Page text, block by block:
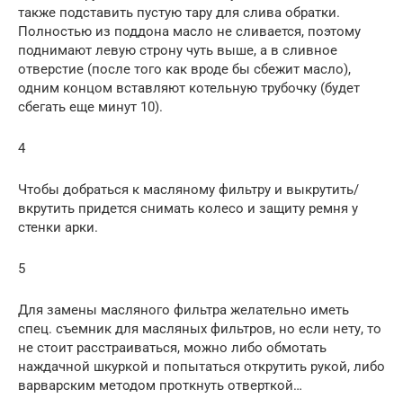
также подставить пустую тару для слива обратки.
Полностью из поддона масло не сливается, поэтому
поднимают левую строну чуть выше, а в сливное
отверстие (после того как вроде бы сбежит масло),
одним концом вставляют котельную трубочку (будет
сбегать еще минут 10).
4
Чтобы добраться к масляному фильтру и выкрутить/
вкрутить придется снимать колесо и защиту ремня у
стенки арки.
5
Для замены масляного фильтра желательно иметь
спец. съемник для масляных фильтров, но если нету, то
не стоит расстраиваться, можно либо обмотать
наждачной шкуркой и попытаться открутить рукой, либо
варварским методом проткнуть отверткой…